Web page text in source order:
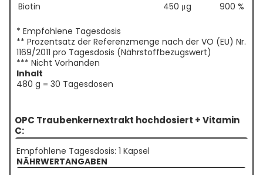
Biotin 450 μg 900 %
* Empfohlene Tagesdosis
** Prozentsatz der Referenzmenge nach der VO (EU) Nr.
1169/2011 pro Tagesdosis (Nährstoffbezugswert)
*** Nicht Vorhanden
Inhalt
480 g = 30 Tagesdosen
OPC Traubenkernextrakt hochdosiert + Vitamin
C:
Empfohlene Tagesdosis: 1 Kapsel
NÄHRWERTANGABEN